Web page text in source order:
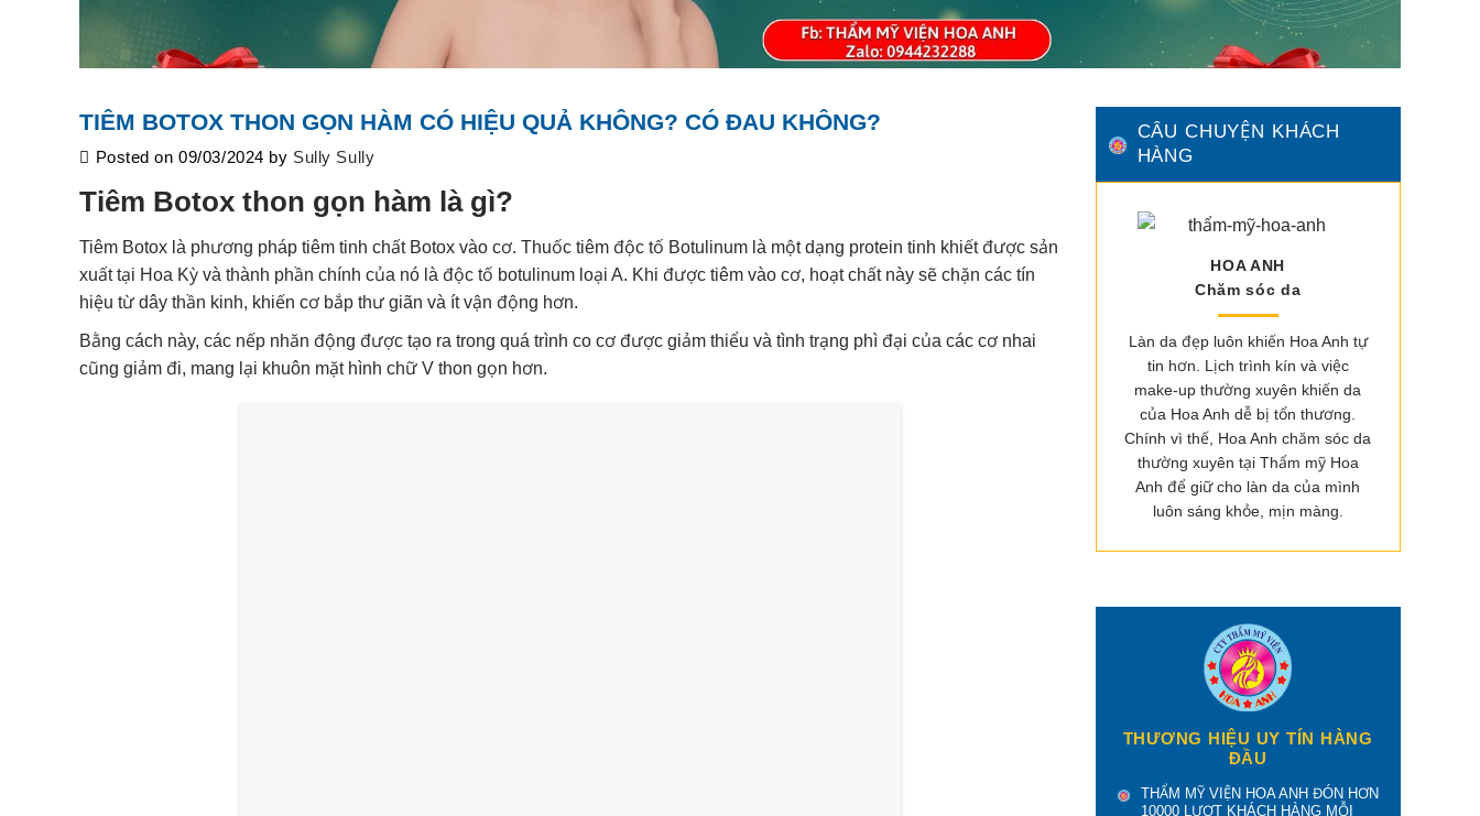
TIÊM BOTOX THON GỌN HÀM CÓ HIỆU QUẢ KHÔNG? CÓ ĐAU KHÔNG?
Posted on09/03/2024 by Sully Sully
Tiêm Botox thon gọn hàm là gì?
Tiêm Botox là phương pháp tiêm tinh chất Botox vào cơ. Thuốc tiêm độc tố Botulinum là một dạng protein tinh khiết được sản
xuất tại Hoa Kỳ và thành phần chính của nó là độc tố botulinum loại A. Khi được tiêm vào cơ, hoạt chất này sẽ chặn các tín
hiệu từ dây thần kinh, khiến cơ bắp thư giãn và ít vận động hơn.
Bằng cách này, các nếp nhăn động được tạo ra trong quá trình co cơ được giảm thiểu và tình trạng phì đại của các cơ nhai
cũng giảm đi, mang lại khuôn mặt hình chữ V thon gọn hơn.
CÂU CHUYỆN KHÁCH
HÀNG
HOA ANH
Chăm sóc da
Làn da đẹp luôn khiến Hoa Anh tự
tin hơn. Lịch trình kín và việc
make-up thường xuyên khiến da
của Hoa Anh dễ bị tổn thương.
Chính vì thế, Hoa Anh chăm sóc da
thường xuyên tại Thẩm mỹ Hoa
Anh để giữ cho làn da của mình
luôn sáng khỏe, mịn màng.
THƯƠNG HIỆU UY TÍN HÀNG
ĐẦU
THẨM MỸ VIỆN HOA ANH ĐÓN HƠN
10000 LƯỢT KHÁCH HÀNG MỖI